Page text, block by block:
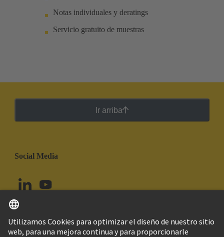
Notas individuales y deratings
Servicio gratuito de muestras
Ir arriba
Social Media
Colombia Español